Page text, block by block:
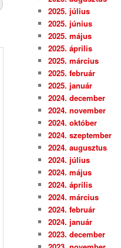
2025. július
2025. június
2025. május
2025. április
2025. március
2025. február
2025. január
2024. december
2024. november
2024. október
2024. szeptember
2024. augusztus
2024. július
2024. május
2024. április
2024. március
2024. február
2024. január
2023. december